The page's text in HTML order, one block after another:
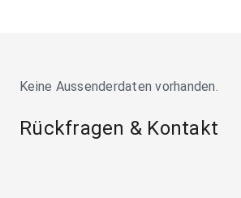
Keine Aussenderdaten vorhanden.
Rückfragen & Kontakt